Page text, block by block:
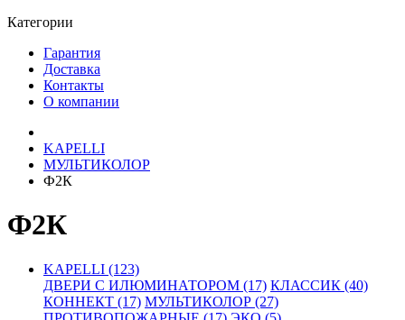
Категории
Гарантия
Доставка
Контакты
О компании
KAPELLI
МУЛЬТИКОЛОР
Ф2К
Ф2К
KAPELLI (123)
ДВЕРИ С ИЛЮМИНАТОРОМ (17) КЛАССИК (40)
КОННЕКТ (17) МУЛЬТИКОЛОР (27)